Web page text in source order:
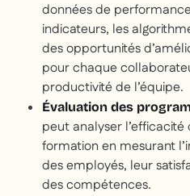
données de
indicateurs, les
des opportunités
pour chaque
productivité de l’équipe.
Évaluation des
peut analyser
formation en mesurant
des employés, leur
des compétences.